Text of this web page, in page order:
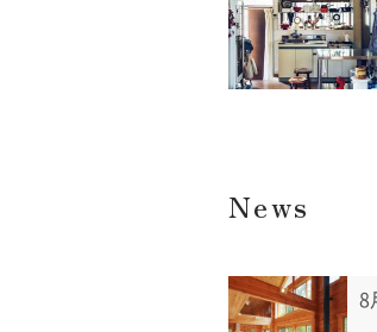
News
8